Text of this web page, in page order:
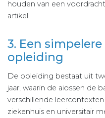
houden van een
artikel.
3. Een
opleiding
De opleiding bestaat uit
jaar, waarin de aiossen de
verschillende
ziekenhuis en universitair